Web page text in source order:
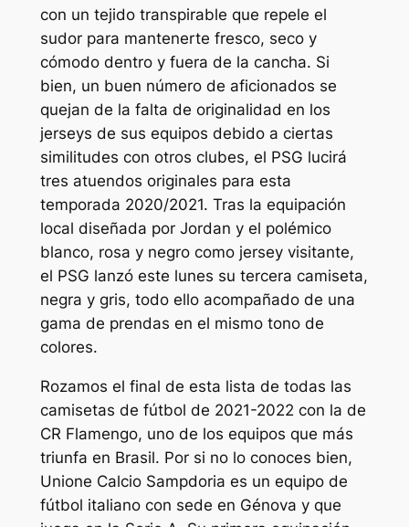
con un tejido transpirable que repele el
sudor para mantenerte fresco, seco y
cómodo dentro y fuera de la cancha. Si
bien, un buen número de aficionados se
quejan de la falta de originalidad en los
jerseys de sus equipos debido a ciertas
similitudes con otros clubes, el PSG lucirá
tres atuendos originales para esta
temporada 2020/2021. Tras la equipación
local diseñada por Jordan y el polémico
blanco, rosa y negro como jersey visitante,
el PSG lanzó este lunes su tercera camiseta,
negra y gris, todo ello acompañado de una
gama de prendas en el mismo tono de
colores.
Rozamos el final de esta lista de todas las
camisetas de fútbol de 2021-2022 con la de
CR Flamengo, uno de los equipos que más
triunfa en Brasil. Por si no lo conoces bien,
Unione Calcio Sampdoria es un equipo de
fútbol italiano con sede en Génova y que